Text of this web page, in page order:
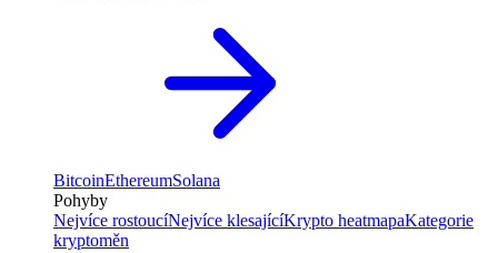
BitcoinEthereumSolana
Pohyby
Nejvíce rostoucíNejvíce klesajícíKrypto heatmapaKategorie
kryptoměn